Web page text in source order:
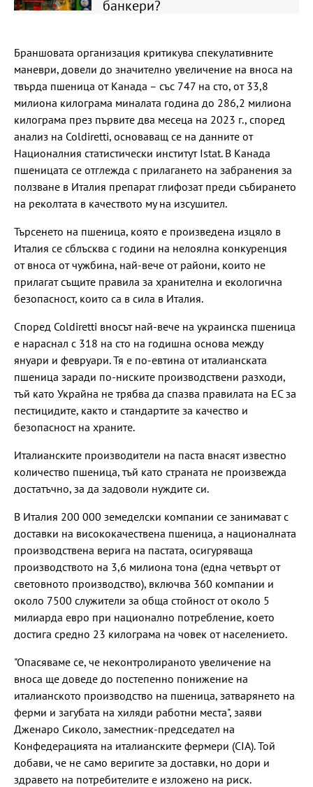
банкери?
Браншовата организация критикува спекулативните
маневри, довели до значително увеличение на вноса на
твърда пшеница от Канада – със 747 на сто, от 33,8
милиона килограма миналата година до 286,2 милиона
килограма през първите два месеца на 2023 г., според
анализ на Coldiretti, основаващ се на данните от
Националния статистически институт Istat. В Канада
пшеницата се отглежда с прилагането на забранения за
ползване в Италия препарат глифозат преди събирането
на реколтата в качеството му на изсушител.
Търсенето на пшеница, която е произведена изцяло в
Италия се сблъсква с години на нелоялна конкуренция
от вноса от чужбина, най-вече от райони, които не
прилагат същите правила за хранителна и екологична
безопасност, които са в сила в Италия.
Според Coldiretti вносът най-вече на украинска пшеница
е нараснал с 318 на сто на годишна основа между
януари и февруари. Тя е по-евтина от италианската
пшеница заради по-ниските производствени разходи,
тъй като Украйна не трябва да спазва правилата на ЕС за
пестицидите, както и стандартите за качество и
безопасност на храните.
Италианските производители на паста внасят известно
количество пшеница, тъй като страната не произвежда
достатъчно, за да задоволи нуждите си.
В Италия 200 000 земеделски компании се занимават с
доставки на висококачествена пшеница, а националната
производствена верига на пастата, осигуряваща
производството на 3,6 милиона тона (една четвърт от
световното производство), включва 360 компании и
около 7500 служители за обща стойност от около 5
милиарда евро при национално потребление, което
достига средно 23 килограма на човек от населението.
"Опасяваме се, че неконтролираното увеличение на
вноса ще доведе до постепенно понижение на
италианското производство на пшеница, затварянето на
ферми и загубата на хиляди работни места", заяви
Дженаро Сиколо, заместник-председател на
Конфедерацията на италианските фермери (CIA). Той
добави, че не само веригите за доставки, но дори и
здравето на потребителите е изложено на риск.